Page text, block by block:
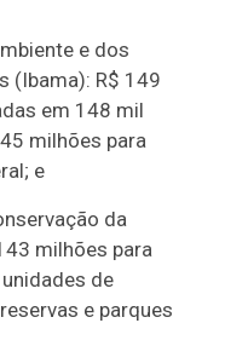
e dos
(Ibama): R$ 149
em 148 mil
milhões para
e
da
milhões para
de
e parques